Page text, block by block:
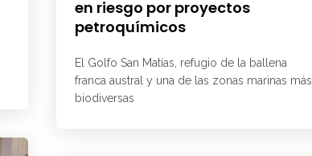
en riesgo por proyectos
petroquímicos
El Golfo San Matías, refugio de la ballena
franca austral y una de las zonas marinas más
biodiversas